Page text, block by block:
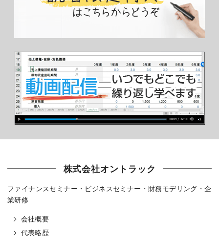
株式会社オントラック
ファイナンスセミナー・ビジネスセミナー・財務モデリング・企
業研修
会社概要
代表略歴